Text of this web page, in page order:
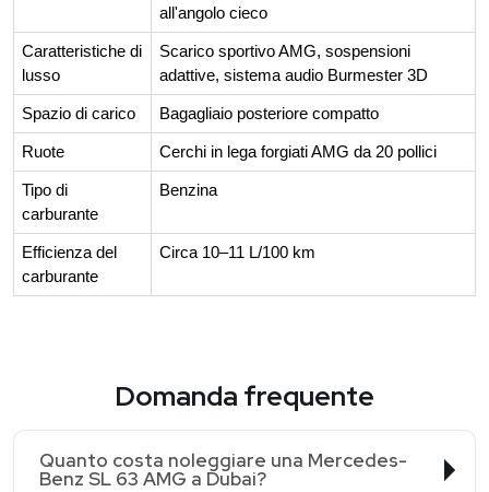
all'angolo cieco
Caratteristiche di
lusso
Scarico sportivo AMG, sospensioni
adattive, sistema audio Burmester 3D
Spazio di carico Bagagliaio posteriore compatto
Ruote Cerchi in lega forgiati AMG da 20 pollici
Tipo di
carburante
Benzina
Efficienza del
carburante
Circa 10–11 L/100 km
Domanda frequente
Quanto costa noleggiare una Mercedes-
Benz SL 63 AMG a Dubai?